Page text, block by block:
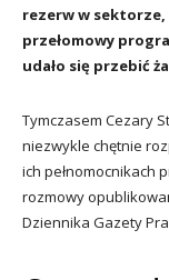
rezerw w sektorze,
przełomowy
udało się przebić
Tymczasem Cezary
niezwykle chętnie
ich pełnomocnikach
rozmowy
Dziennika Gazety